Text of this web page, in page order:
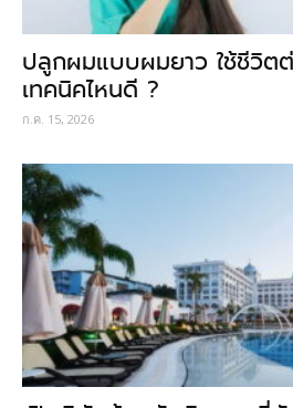
ปลูกผมแบบผมยาว ใช้ชีวิต
เทคนิคไหนดี ?
ก.ค. 15, 2026